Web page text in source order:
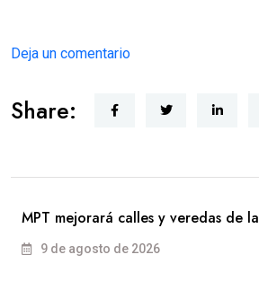
Deja un comentario
Share:
MPT mejorará calles y veredas de la
9 de agosto de 2026